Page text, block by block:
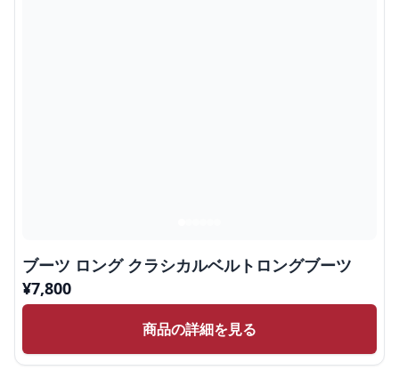
ブーツ ロング クラシカルベルトロングブーツ
¥7,800
商品の詳細を見る